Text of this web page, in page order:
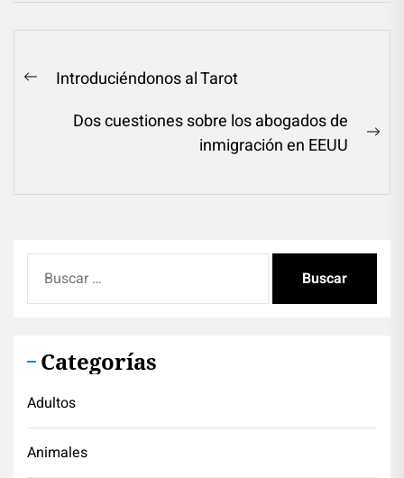
Navegación
entradas
Previous
Introduciéndonos al Tarot
Dos cuestiones sobre los abogados de
inmigración en EEUU
Categorías
Adultos
Animales